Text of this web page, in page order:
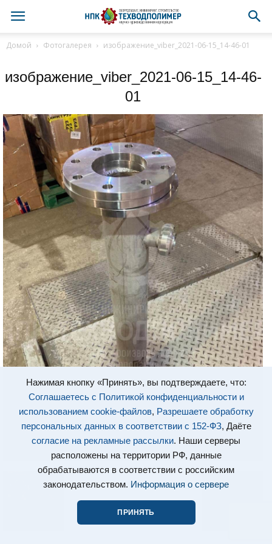
Нажимая кнопку «Принять», вы подтверждаете, что:
Соглашаетесь с Политикой конфиденциальности и
использованием cookie-файлов, Разрешаете обработку
персональных данных в соответствии с 152-ФЗ, Даёте
согласие на рекламные рассылки. Наши серверы
расположены на территории РФ, данные
обрабатываются в соответствии с российским
законодательством. Информация о сервере
ПРИНЯТЬ
Домой Фотогалерея изображение_viber_2021-06-15_14-46-01
изображение_viber_2021-06-15_14-46-
01